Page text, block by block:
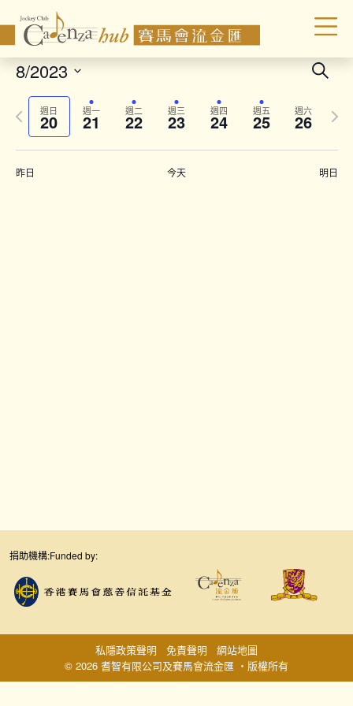
and
Search
8/2023
Select
date.週日
20 週一
21 週二
22 週三
23 週四
24 週五
25 週六
26
Previous
week
Next
昨日 今天 明日
捐助機構:Funded by:
© 2026 耆智有限公司及賽馬會流金匯 ‧版權所有
私隱政策聲明 免責聲明 網站地圖